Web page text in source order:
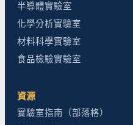
半導體實驗室
化學分析實驗室
材料科學實驗室
食品檢驗實驗室
資源
實驗室指南（部落格）